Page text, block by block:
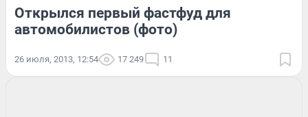
Открылся первый фастфуд для
автомобилистов (фото)
26 июля, 2013, 12:54 17 249 11